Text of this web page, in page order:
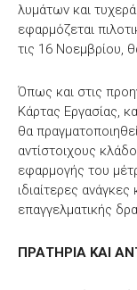
λυμάτων και
εφαρμόζεται
τις 16 Νοεμβρίου,
Όπως και στις
Κάρτας Εργασίας,
θα
αντίστοιχους
εφαρμογής του
ιδιαίτερες
επαγγελματικής
ΠΡΑΤΗΡΙΑ ΚΑΙ